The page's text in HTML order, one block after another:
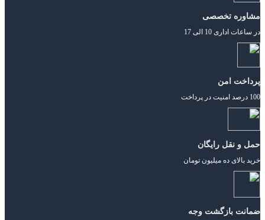
مشاوره تخصصی
در ساعات اداری 10 الی 17
پرداخت امن
100 درصد امنیت در پرداخت
حمل و نقل رایگان
خرید بالای ده میلیون تومان
ضمانت بازگشت وجه